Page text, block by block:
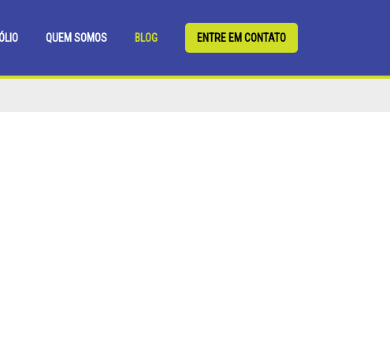
QUEM SOMOS BLOG ENTRE EM CONTATO